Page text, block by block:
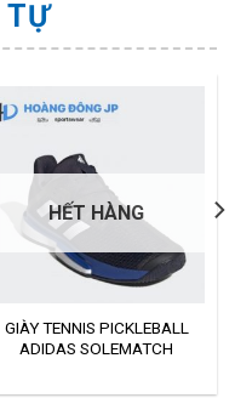
TỰ
HẾT HÀNG
GIÀY TENNIS PICKLEBALL
ADIDAS SOLEMATCH